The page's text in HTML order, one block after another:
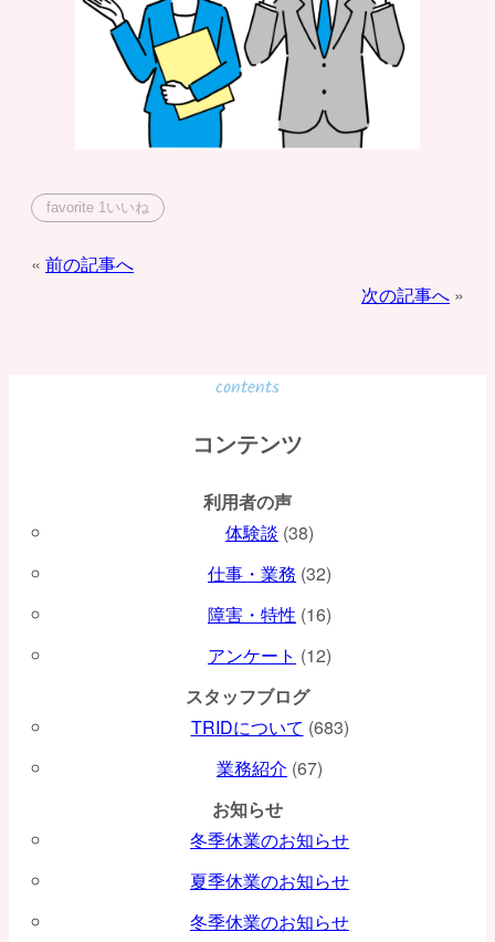
favorite 1いいね
投
ョ
ン
前の記事へ
次の記事へ
contents
コンテンツ
利用者の声
体験談 (38)
仕事・業務 (32)
障害・特性 (16)
アンケート (12)
スタッフブログ
TRIDについて (683)
業務紹介 (67)
お知らせ
冬季休業のお知らせ
夏季休業のお知らせ
冬季休業のお知らせ